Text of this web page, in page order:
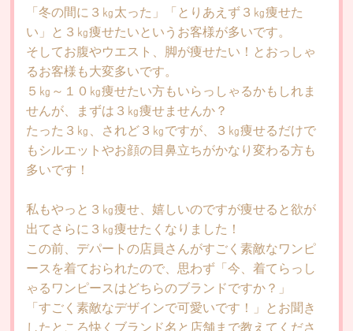
Voice お客様の声
Media メディア情報
Blog＆News ブログ＆ニュース
Staff スタッフ
Recruit リクルート
Q&A よくある質問
Shop 店舗情報
Company 会社概要
Related places 関係各所
「冬の間に３㎏太った」「とりあえず３㎏痩せた
い」と３㎏痩せたいというお客様が多いです。
そしてお腹やウエスト、脚が痩せたい！とおっしゃ
るお客様も大変多いです。
５㎏～１０㎏痩せたい方もいらっしゃるかもしれま
せんが、まずは３㎏痩せませんか？
たった３㎏、されど３㎏ですが、３㎏痩せるだけで
もシルエットやお顔の目鼻立ちがかなり変わる方も
多いです！
私もやっと３㎏痩せ、嬉しいのですが痩せると欲が
出てさらに３㎏痩せたくなりました！
この前、デパートの店員さんがすごく素敵なワンピ
ースを着ておられたので、思わず「今、着てらっし
ゃるワンピースはどちらのブランドですか？」
「すごく素敵なデザインで可愛いです！」とお聞き
したところ快くブランド名と店舗まで教えてくださ